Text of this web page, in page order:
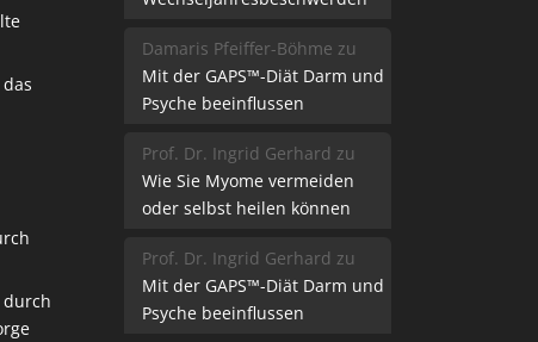
durch
Damaris Pfeiffer-Böhme zu
Mit der GAPS™-Diät Darm und
Psyche beeinflussen
Prof. Dr. Ingrid Gerhard zu
Wie Sie Myome vermeiden
oder selbst heilen können
Prof. Dr. Ingrid Gerhard zu
Mit der GAPS™-Diät Darm und
Psyche beeinflussen